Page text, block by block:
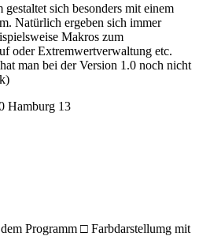
sich besonders mit einem
Natürlich ergeben sich immer
Makros zum
oder Extremwertverwaltung etc.
man bei der Version 1.0 noch nicht
Hamburg 13
Programm □ Farbdarstellumg mit